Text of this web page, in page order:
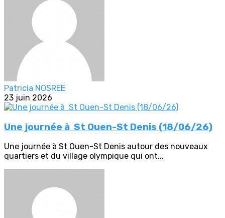
Patricia NOSREE
23 juin 2026
Une journée à St Ouen-St Denis (18/06/26)
Une journée à St Ouen-St Denis autour des nouveaux
quartiers et du village olympique qui ont...